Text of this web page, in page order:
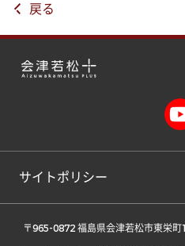
戻る
サイトポリシー
〒965-0872 福島県会津若松市東栄